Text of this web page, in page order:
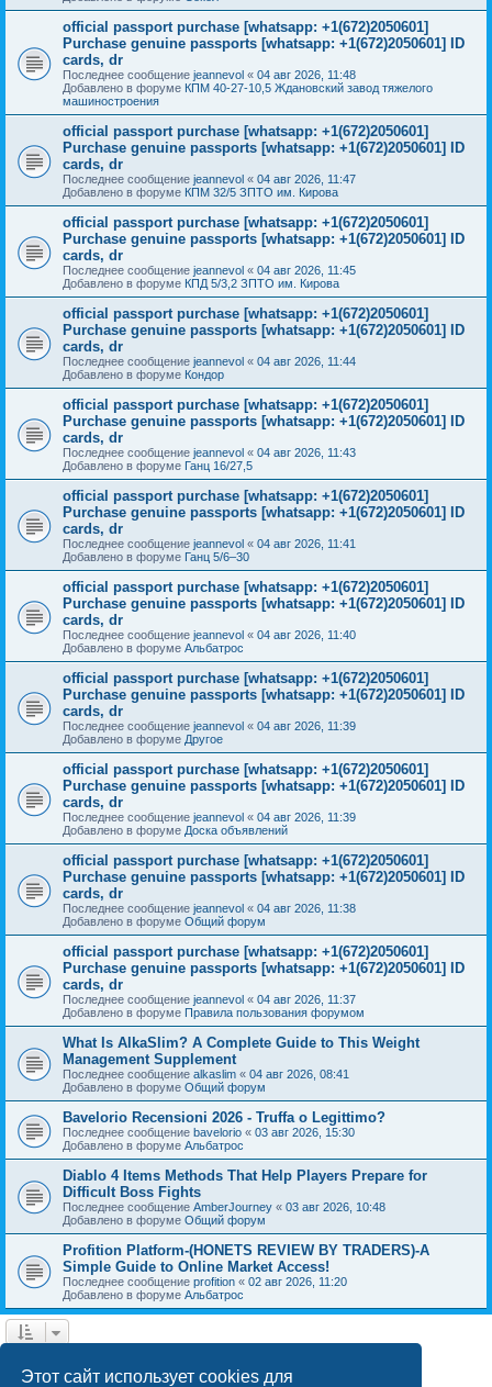
Этот сайт использует cookies для
official passport purchase [whatsapp: +1(672)2050601]
Purchase genuine passports [whatsapp: +1(672)2050601] ID
cards, dr
Последнее сообщение jeannevol « 04 авг 2026, 11:48
Добавлено в форуме КПМ 40-27-10,5 Ждановский завод тяжелого
машиностроения
official passport purchase [whatsapp: +1(672)2050601]
Purchase genuine passports [whatsapp: +1(672)2050601] ID
cards, dr
Последнее сообщение jeannevol « 04 авг 2026, 11:47
Добавлено в форуме КПМ 32/5 ЗПТО им. Кирова
official passport purchase [whatsapp: +1(672)2050601]
Purchase genuine passports [whatsapp: +1(672)2050601] ID
cards, dr
Последнее сообщение jeannevol « 04 авг 2026, 11:45
Добавлено в форуме КПД 5/3,2 ЗПТО им. Кирова
official passport purchase [whatsapp: +1(672)2050601]
Purchase genuine passports [whatsapp: +1(672)2050601] ID
cards, dr
Последнее сообщение jeannevol « 04 авг 2026, 11:44
Добавлено в форуме Кондор
official passport purchase [whatsapp: +1(672)2050601]
Purchase genuine passports [whatsapp: +1(672)2050601] ID
cards, dr
Последнее сообщение jeannevol « 04 авг 2026, 11:43
Добавлено в форуме Ганц 16/27,5
official passport purchase [whatsapp: +1(672)2050601]
Purchase genuine passports [whatsapp: +1(672)2050601] ID
cards, dr
Последнее сообщение jeannevol « 04 авг 2026, 11:41
Добавлено в форуме Ганц 5/6–30
official passport purchase [whatsapp: +1(672)2050601]
Purchase genuine passports [whatsapp: +1(672)2050601] ID
cards, dr
Последнее сообщение jeannevol « 04 авг 2026, 11:40
Добавлено в форуме Альбатрос
official passport purchase [whatsapp: +1(672)2050601]
Purchase genuine passports [whatsapp: +1(672)2050601] ID
cards, dr
Последнее сообщение jeannevol « 04 авг 2026, 11:39
Добавлено в форуме Другое
official passport purchase [whatsapp: +1(672)2050601]
Purchase genuine passports [whatsapp: +1(672)2050601] ID
cards, dr
Последнее сообщение jeannevol « 04 авг 2026, 11:39
Добавлено в форуме Доска объявлений
official passport purchase [whatsapp: +1(672)2050601]
Purchase genuine passports [whatsapp: +1(672)2050601] ID
cards, dr
Последнее сообщение jeannevol « 04 авг 2026, 11:38
Добавлено в форуме Общий форум
official passport purchase [whatsapp: +1(672)2050601]
Purchase genuine passports [whatsapp: +1(672)2050601] ID
cards, dr
Последнее сообщение jeannevol « 04 авг 2026, 11:37
Добавлено в форуме Правила пользования форумом
What Is AlkaSlim? A Complete Guide to This Weight
Management Supplement
Последнее сообщение alkaslim « 04 авг 2026, 08:41
Добавлено в форуме Общий форум
Bavelorio Recensioni 2026 - Truffa o Legittimo?
Последнее сообщение bavelorio « 03 авг 2026, 15:30
Добавлено в форуме Альбатрос
Diablo 4 Items Methods That Help Players Prepare for
Difficult Boss Fights
Последнее сообщение AmberJourney « 03 авг 2026, 10:48
Добавлено в форуме Общий форум
Profition Platform-(HONETS REVIEW BY TRADERS)-A
Simple Guide to Online Market Access!
Последнее сообщение profition « 02 авг 2026, 11:20
Добавлено в форуме Альбатрос